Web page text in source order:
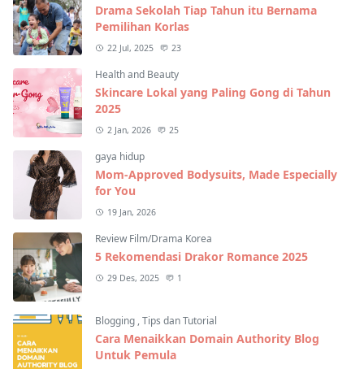
Drama Sekolah Tiap Tahun itu Bernama
Pemilihan Korlas
22 Jul, 2025 23
Health and Beauty
Skincare Lokal yang Paling Gong di Tahun
2025
2 Jan, 2026 25
gaya hidup
Mom-Approved Bodysuits, Made Especially
for You
19 Jan, 2026
Review Film/Drama Korea
5 Rekomendasi Drakor Romance 2025
29 Des, 2025 1
Blogging ,Tips dan Tutorial
Cara Menaikkan Domain Authority Blog
Untuk Pemula